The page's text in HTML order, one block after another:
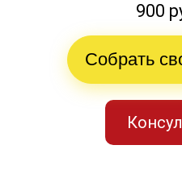
900
Собрать